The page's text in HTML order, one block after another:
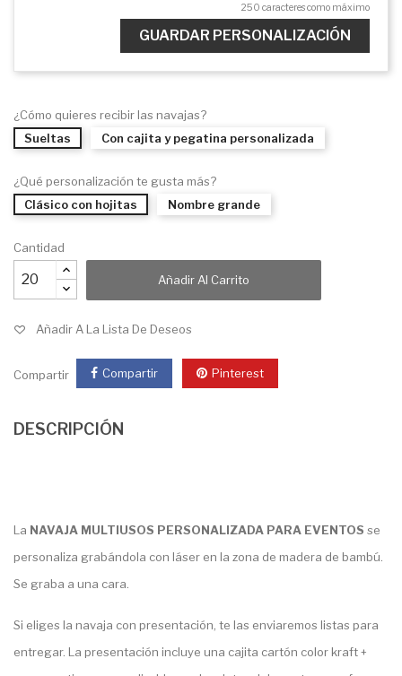
250 caracteres como máximo
GUARDAR PERSONALIZACIÓN
¿Cómo quieres recibir las navajas?
Sueltas
Con cajita y pegatina personalizada
¿Qué personalización te gusta más?
Clásico con hojitas
Nombre grande
Cantidad
Añadir Al Carrito
Añadir A La Lista De Deseos
Compartir Compartir Pinterest
DESCRIPCIÓN
La NAVAJA MULTIUSOS PERSONALIZADA PARA EVENTOS se
personaliza grabándola con láser en la zona de madera de bambú.
Se graba a una cara.
Si eliges la navaja con presentación, te las enviaremos listas para
entregar. La presentación incluye una cajita cartón color kraft +